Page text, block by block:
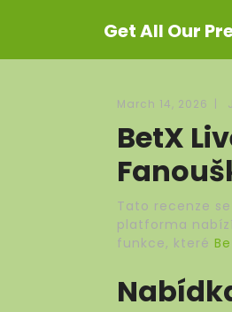
Get All Our
March 14, 2026
BetX
Tato recenze
platforma
funkce, které